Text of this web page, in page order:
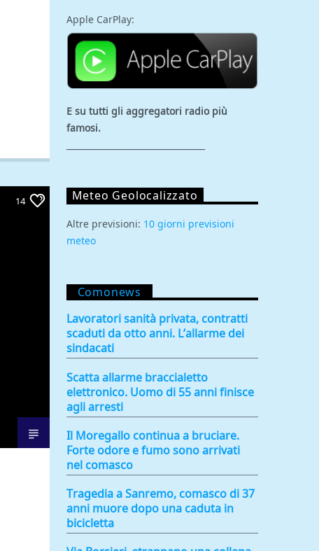
14
Apple CarPlay:
E su tutti gli aggregatori radio più
famosi.
Meteo Geolocalizzato
Altre previsioni: 10 giorni previsioni
meteo
Comonews
Lavoratori sanità privata, contratti
scaduti da otto anni. L’allarme dei
sindacati
Scatta allarme braccialetto
elettronico. Uomo di 55 anni finisce
agli arresti
Il Moregallo continua a bruciare.
Forte odore e fumo sono arrivati
nel comasco
Tragedia a Sanremo, comasco di 37
anni muore dopo una caduta in
bicicletta